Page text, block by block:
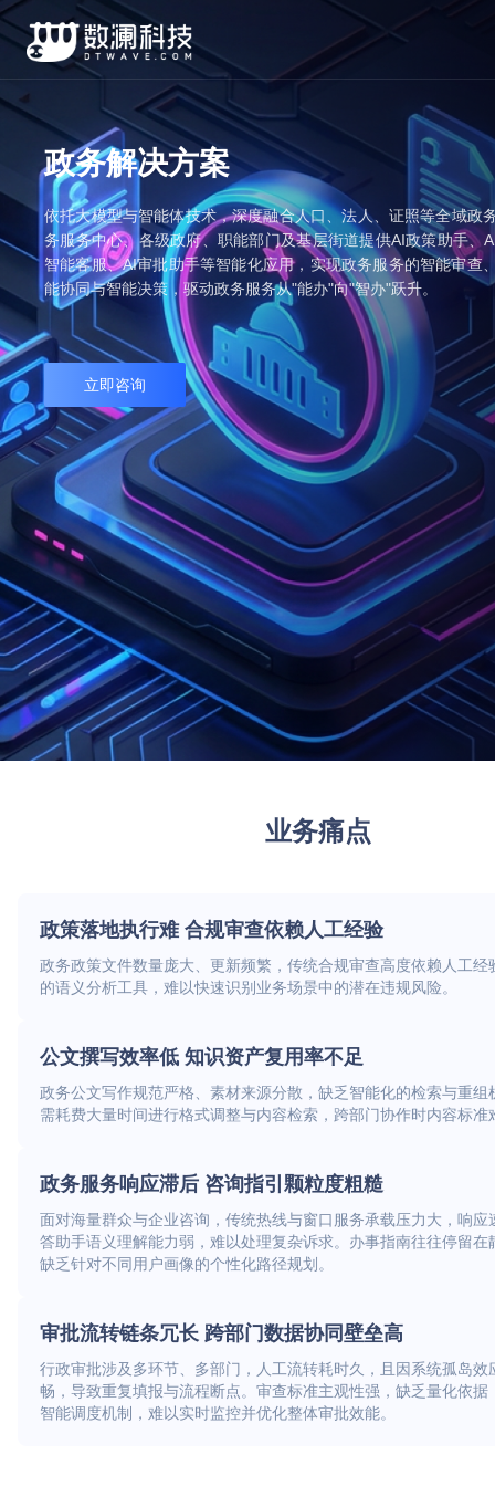
政务解决方案
依托大模型与智能体技术，深度融合人口、法人、证照等全域政
务服务中心、各级政府、职能部门及基层街道提供AI政策助手、
智能客服、AI审批助手等智能化应用，实现政务服务的智能审查
能协同与智能决策，驱动政务服务从"能办"向"智办"跃升。
立即咨询
业务痛点
政策落地执行难 合规审查依赖人工经验
政务政策文件数量庞大、更新频繁，传统合规审查高度依赖人工经
的语义分析工具，难以快速识别业务场景中的潜在违规风险。
公文撰写效率低 知识资产复用率不足
政务公文写作规范严格、素材来源分散，缺乏智能化的检索与重组
需耗费大量时间进行格式调整与内容检索，跨部门协作时内容标准
政务服务响应滞后 咨询指引颗粒度粗糙
面对海量群众与企业咨询，传统热线与窗口服务承载压力大，响应
答助手语义理解能力弱，难以处理复杂诉求。办事指南往往停留在
缺乏针对不同用户画像的个性化路径规划。
审批流转链条冗长 跨部门数据协同壁垒高
行政审批涉及多环节、多部门，人工流转耗时久，且因系统孤岛效
畅，导致重复填报与流程断点。审查标准主观性强，缺乏量化依据
智能调度机制，难以实时监控并优化整体审批效能。